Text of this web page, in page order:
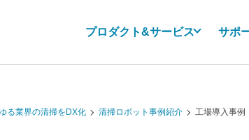
プロダクト&サービス サポ
る業界の清掃をDX化 清掃ロボット事例紹介 工場導入事例